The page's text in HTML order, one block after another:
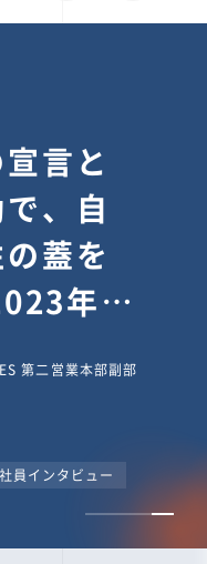
タン
裏切
”【真
員 兼 Jooto事業部
ア入社 Jooto